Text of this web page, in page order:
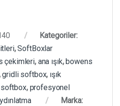
Kategoriler:
,SoftBoxlar
çekimleri, ana ışık, bowens
gridli softbox, ışık
, profesyonel
Marka: